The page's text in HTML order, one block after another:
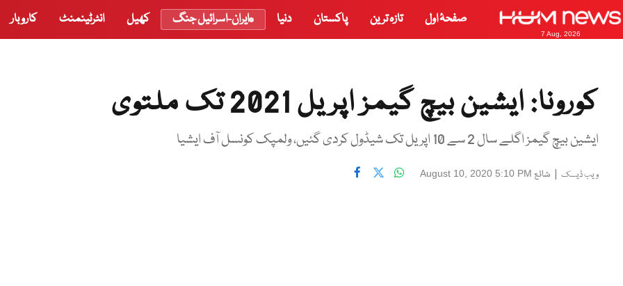
7 Aug, 2026
صفحۂ اول تازہ ترین پاکستان دنیا ایران-اسرائیل جنگ کھیل انٹرٹینمنٹ کاروبار
کورونا: ایشین بیچ گیمز اپریل 2021 تک ملتوی
ایشین بیچ گیمز اگلے سال 2 سے 10 اپریل تک شیڈول کردی گئیں، ولمپک کونسل آف ایشیا
ویب ڈیسک | شائع August 10, 2020 5:10 PM